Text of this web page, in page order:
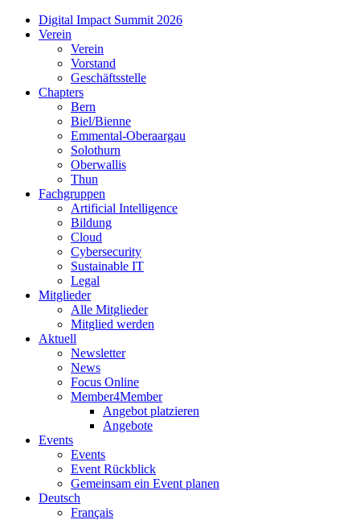
Digital Impact Summit 2026
Verein
Verein
Vorstand
Geschäftsstelle
Chapters
Bern
Biel/Bienne
Emmental-Oberaargau
Solothurn
Oberwallis
Thun
Fachgruppen
Artificial Intelligence
Bildung
Cloud
Cybersecurity
Sustainable IT
Legal
Mitglieder
Alle Mitglieder
Mitglied werden
Aktuell
Newsletter
News
Focus Online
Member4Member
Angebot platzieren
Angebote
Events
Events
Event Rückblick
Gemeinsam ein Event planen
Deutsch
Français